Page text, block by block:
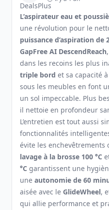
L’aspirateur eau et
une révolution pour le
puissance d’aspiration de
GapFree AI DescendReach
dans les recoins les plus
triple bord et sa capacité
sous les meubles en font
un sol impeccable. Plus
il nettoie en profondeur
L’entretien est tout aussi
fonctionnalités
évite les enchevêtrements
lavage à la brosse 100 °C
°C garantissent une
une autonomie de 60
aisée avec le GlideWheel,
qui allie performance et